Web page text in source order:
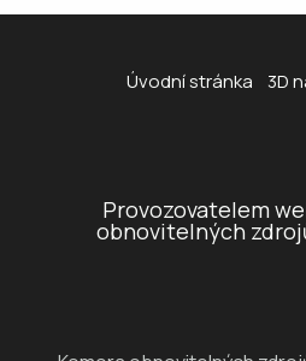
Úvodní stránka 3D
Provozovatelem
obnovitelných